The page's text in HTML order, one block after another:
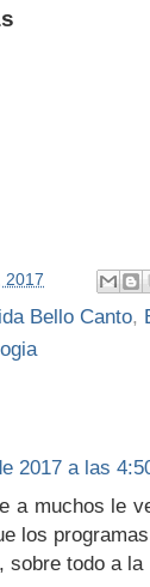
2017
Bello Canto,
2017 a las
a muchos le
los
sobre todo a